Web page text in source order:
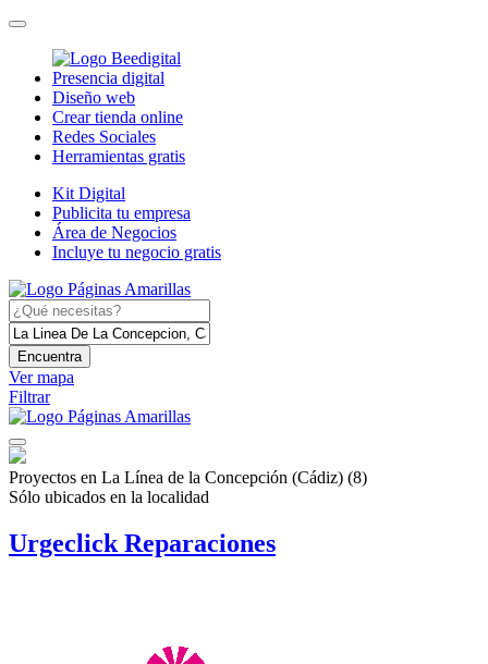
Presencia digital
Diseño web
Crear tienda online
Redes Sociales
Herramientas gratis
Kit Digital
Publicita tu empresa
Área de Negocios
Incluye tu negocio gratis
Encuentra
Ver mapa
Filtrar
Proyectos en La Línea de la Concepción (Cádiz) (8)
Sólo ubicados en la localidad
Urgeclick Reparaciones